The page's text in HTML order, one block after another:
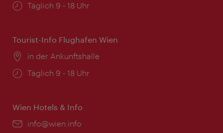
Öffnungszeiten:
Täglich 9 - 18 Uhr
Tourist-Info Flughafen Wien
Ort:
in der Ankunftshalle
Öffnungszeiten:
Täglich 9 - 18 Uhr
Wien Hotels & Info
Email:
info@wien.info